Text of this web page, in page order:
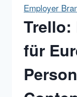
Employer
Trello:
für